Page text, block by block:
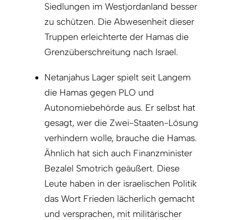
Siedlungen im Westjordanland besser
zu schützen. Die Abwesenheit dieser
Truppen erleichterte der Hamas die
Grenzüberschreitung nach Israel.
Netanjahus Lager spielt seit Langem
die Hamas gegen PLO und
Autonomiebehörde aus. Er selbst hat
gesagt, wer die Zwei-Staaten-Lösung
verhindern wolle, brauche die Hamas.
Ähnlich hat sich auch Finanzminister
Bezalel Smotrich geäußert. Diese
Leute haben in der israelischen Politik
das Wort Frieden lächerlich gemacht
und versprachen, mit militärischer